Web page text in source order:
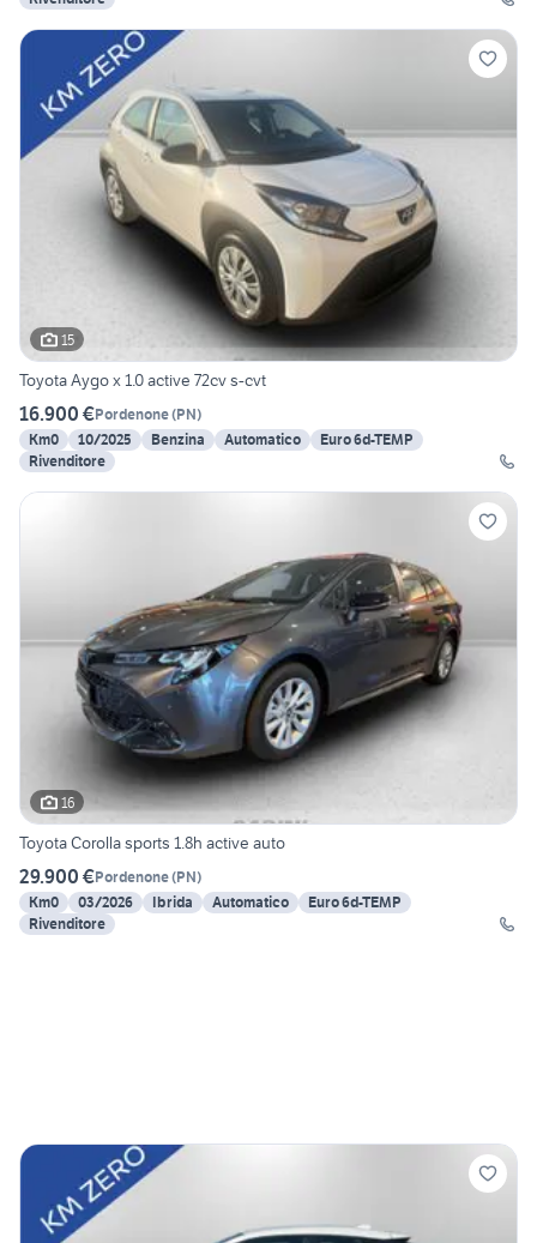
15
Toyota Aygo x 1.0 active 72cv s-cvt
16.900 €Pordenone(PN)
Km0
10/2025 Benzina Automatico
Euro 6d-TEMP
Rivenditore
16
Toyota Corolla sports 1.8h active auto
29.900 €Pordenone(PN)
Km0
03/2026 Ibrida Automatico
Euro 6d-TEMP
Rivenditore